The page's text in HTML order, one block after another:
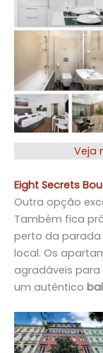
Veja
Eight Secrets
Outra opção
Também fica
perto da
local. Os
agradáveis
um autêntico